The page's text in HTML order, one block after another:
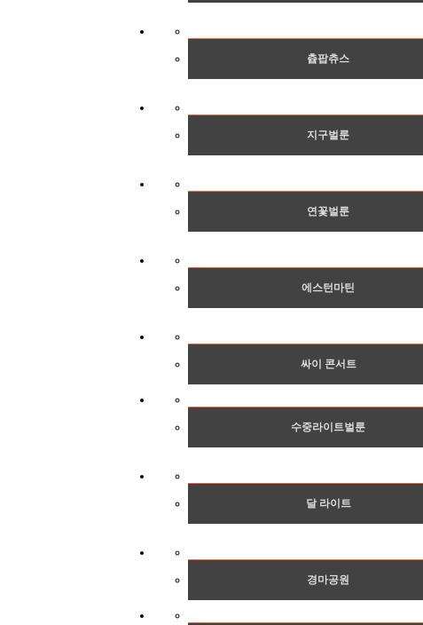
츕팝츄스
지구벌룬
연꽃벌룬
에스턴마틴
싸이 콘서트
수중라이트벌룬
달 라이트
경마공원